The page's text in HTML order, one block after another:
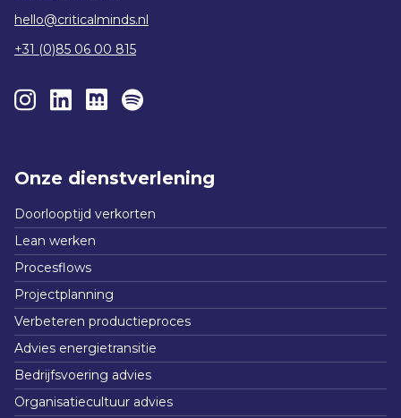
Onze dienstverlening
Doorlooptijd verkorten
Lean werken
Procesflows
Projectplanning
Verbeteren productieproces
Advies energietransitie
Bedrijfsvoering advies
Organisatiecultuur advies
hello@criticalminds.nl
+31 (0)85 06 00 815